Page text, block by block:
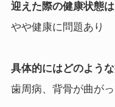
迎えた際の健康状態は
やや健康に問題あり
具体的にはどのよう
歯周病、背骨が曲が